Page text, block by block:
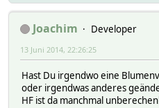
2014.06.12 14:10:53 4:
2014.06.12 14:10:53 5:
2014.06.12 14:10:53 4:
Joachim
Developer
13 Juni 2014, 22:26:25
Hast Du irgendwo eine
oder irgendwas anderes
HF ist da manchmal